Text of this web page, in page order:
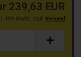
239,63 EUR
19% MwSt. zzgl. Versand